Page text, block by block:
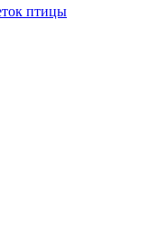
птицы